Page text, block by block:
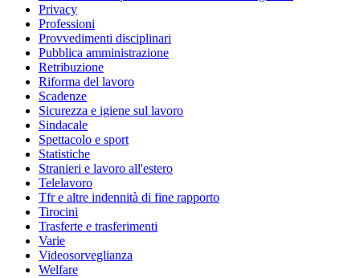
Privacy
Professioni
Provvedimenti disciplinari
Pubblica amministrazione
Retribuzione
Riforma del lavoro
Scadenze
Sicurezza e igiene sul lavoro
Sindacale
Spettacolo e sport
Statistiche
Stranieri e lavoro all'estero
Telelavoro
Tfr e altre indennità di fine rapporto
Tirocini
Trasferte e trasferimenti
Varie
Videosorveglianza
Welfare